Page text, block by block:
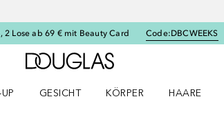
2 Lose ab 69 € mit Beauty Card Code:DBCWEEKS
Zur Douglas Startseite
GESICHT
KÖRPER
HAARE